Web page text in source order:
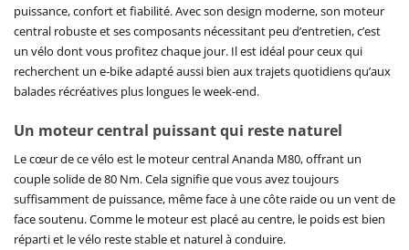
puissance, confort et fiabilité. Avec son design moderne, son moteur
central robuste et ses composants nécessitant peu d’entretien, c’est
un vélo dont vous profitez chaque jour. Il est idéal pour ceux qui
recherchent un e-bike adapté aussi bien aux trajets quotidiens qu’aux
balades récréatives plus longues le week-end.
Un moteur central puissant qui reste naturel
Le cœur de ce vélo est le moteur central Ananda M80, offrant un
couple solide de 80 Nm. Cela signifie que vous avez toujours
suffisamment de puissance, même face à une côte raide ou un vent de
face soutenu. Comme le moteur est placé au centre, le poids est bien
réparti et le vélo reste stable et naturel à conduire.